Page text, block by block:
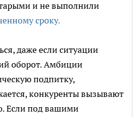
и не выполнили
сроку.
даже если ситуации
оборот. Амбиции
подпитку,
конкуренты вызывают
Если под вашими